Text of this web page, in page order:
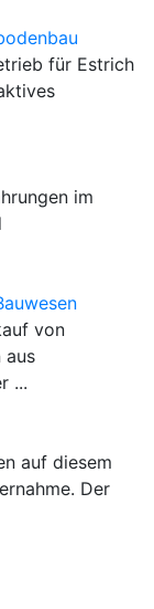
für Estrich
im
von
aus
...
auf diesem
Der